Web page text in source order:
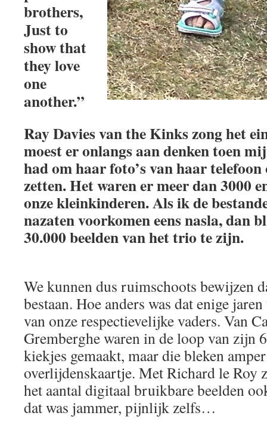
brothers,
Just to
show that
they love
one
another.”
Ray Davies van the Kinks zong het
moest er onlangs aan denken toen
had om haar foto’s van haar
zetten. Het waren er meer dan 3000
onze kleinkinderen. Als ik de
nazaten voorkomen eens nasla, dan
30.000 beelden van het trio te zijn.
We kunnen dus ruimschoots bewijzen
bestaan. Hoe anders was dat enige
van onze respectievelijke vaders. Van
Gremberghe waren in de loop van zijn
kiekjes gemaakt, maar die bleken
overlijdenskaartje. Met Richard le Roy
het aantal digitaal bruikbare beelden
dat was jammer, pijnlijk zelfs…